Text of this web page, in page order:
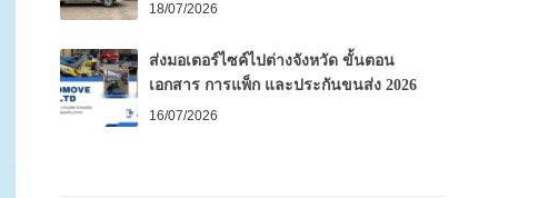
18/07/2026
ส่งมอเตอร์ไซค์ไปต่างจังหวัด ขั้นตอน
เอกสาร การแพ็ก และประกันขนส่ง 2026
16/07/2026